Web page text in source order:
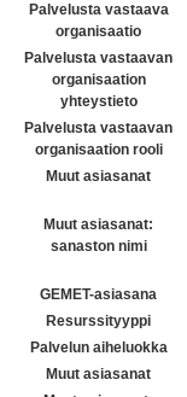
Palvelusta vastaava
organisaatio
Palvelusta vastaavan
organisaation
yhteystieto
Palvelusta vastaavan
organisaation rooli
Muut asiasanat
Muut asiasanat:
sanaston nimi
GEMET-asiasana
Resurssityyppi
Palvelun aiheluokka
Muut asiasanat